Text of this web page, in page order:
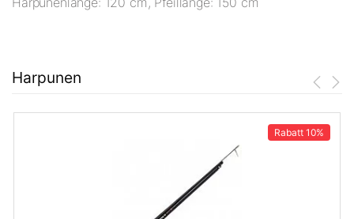
Harpunen
Rabatt 10%